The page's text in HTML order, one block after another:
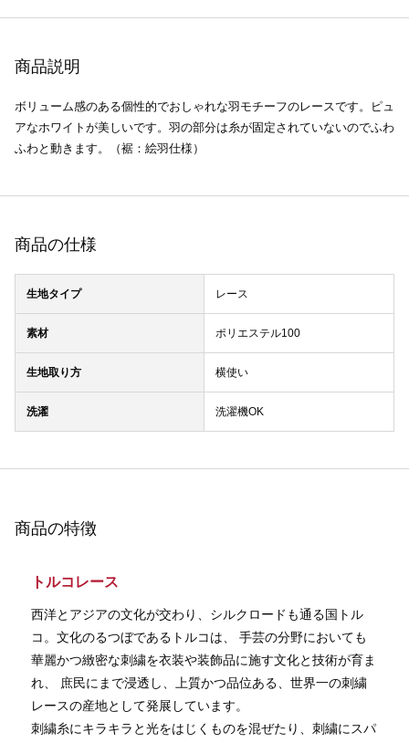
商品説明
ボリューム感のある個性的でおしゃれな羽モチーフのレースです。ピュ
アなホワイトが美しいです。羽の部分は糸が固定されていないのでふわ
ふわと動きます。（裾：絵羽仕様）
商品の仕様
生地タイプ レース
素材 ポリエステル100
生地取り方 横使い
洗濯 洗濯機OK
商品の特徴
トルコレース
西洋とアジアの文化が交わり、シルクロードも通る国トル
コ。文化のるつぼであるトルコは、 手芸の分野においても
華麗かつ緻密な刺繍を衣装や装飾品に施す文化と技術が育ま
れ、 庶民にまで浸透し、上質かつ品位ある、世界一の刺繍
レースの産地として発展しています。
刺繍糸にキラキラと光をはじくものを混ぜたり、刺繍にスパ